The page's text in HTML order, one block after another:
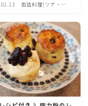
・ケークサレ・
缶詰料理(ツナ・サ
貝柱・コーン等)